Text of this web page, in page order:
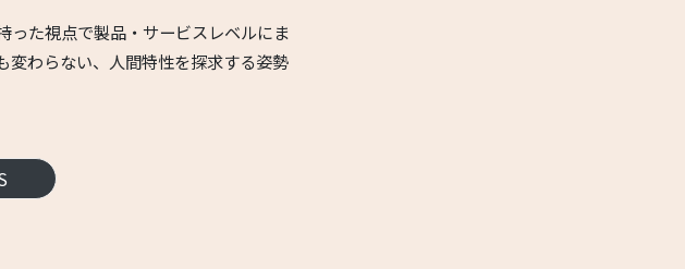
った視点で製品・サービスレベルにま
変わらない、人間特性を探求する姿勢